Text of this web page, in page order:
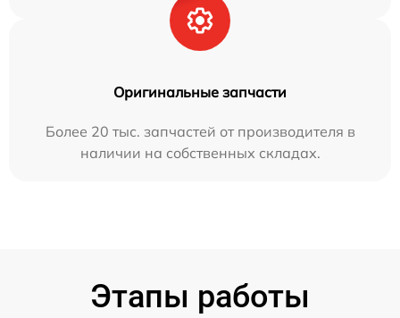
Оригинальные запчасти
Более 20 тыс. запчастей от производителя в
наличии на собственных складах.
Этапы работы